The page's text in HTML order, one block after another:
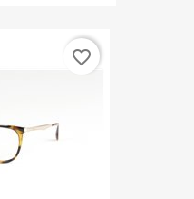
favorite_border